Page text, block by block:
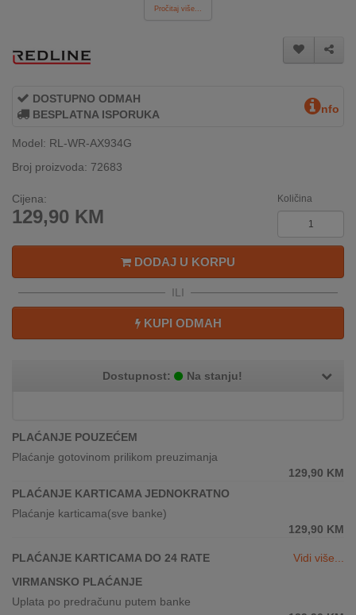
BRENDOVI
NOVO
U
KONTAKT
KUPOVINA
NA
O
KUPITI?
IZ
ENERGETSKE
DIGITALIS
Pročitaj više...
DOSTUPNO ODMAH
BESPLATNA ISPORUKA
nfo
Model: RL-WR-AX934G
Broj proizvoda: 72683
Cijena:
129,90 KM
Količina
DODAJ U KORPU
ILI
KUPI ODMAH
Dostupnost: Na stanju!
PLAĆANJE POUZEĆEM
Plaćanje gotovinom prilikom preuzimanja
129,90 KM
PLAĆANJE KARTICAMA JEDNOKRATNO
Plaćanje karticama(sve banke)
129,90 KM
PLAĆANJE KARTICAMA DO 24 RATE
Vidi više...
VIRMANSKO PLAĆANJE
Uplata po predračunu putem banke